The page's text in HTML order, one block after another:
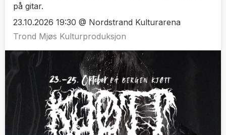
på gitar.
23.10.2026 19:30 @ Nordstrand Kulturarena
Trond Mjøs Kulturproduksjon